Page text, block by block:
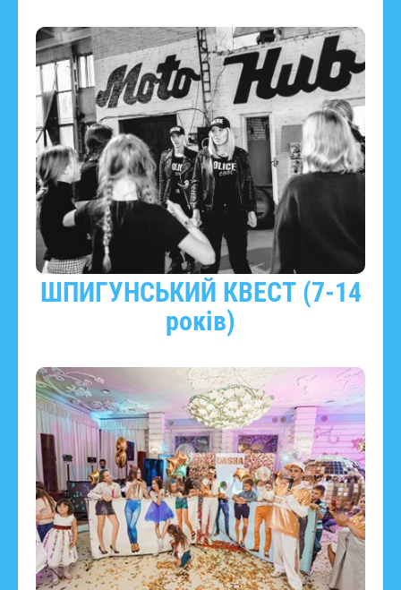
ШПИГУНСЬКИЙ КВЕСТ (7-14
років)